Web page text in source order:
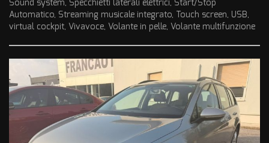
Sound system, Specchietti laterali elettrici, Start/Stop
Automatico, Streaming musicale integrato, Touch screen, USB,
virtual cockpit, Vivavoce, Volante in pelle, Volante multifunzione